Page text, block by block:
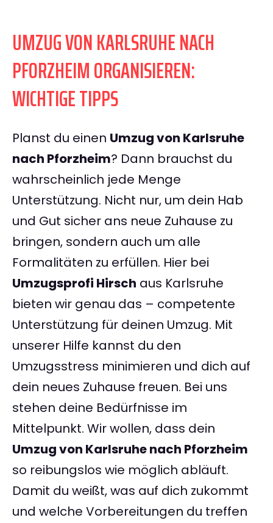
UMZUG VON KARLSRUHE NACH
PFORZHEIM ORGANISIEREN:
WICHTIGE TIPPS
Planst du einen Umzug von Karlsruhe
nach Pforzheim? Dann brauchst du
wahrscheinlich jede Menge
Unterstützung. Nicht nur, um dein Hab
und Gut sicher ans neue Zuhause zu
bringen, sondern auch um alle
Formalitäten zu erfüllen. Hier bei
Umzugsprofi Hirsch aus Karlsruhe
bieten wir genau das – competente
Unterstützung für deinen Umzug. Mit
unserer Hilfe kannst du den
Umzugsstress minimieren und dich auf
dein neues Zuhause freuen. Bei uns
stehen deine Bedürfnisse im
Mittelpunkt. Wir wollen, dass dein
Umzug von Karlsruhe nach Pforzheim
so reibungslos wie möglich abläuft.
Damit du weißt, was auf dich zukommt
und welche Vorbereitungen du treffen